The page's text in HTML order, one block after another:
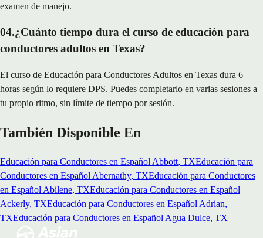
examen de manejo.
04.¿Cuánto tiempo dura el curso de educación para
conductores adultos en Texas?
El curso de Educación para Conductores Adultos en Texas dura 6
horas según lo requiere DPS. Puedes completarlo en varias sesiones a
tu propio ritmo, sin límite de tiempo por sesión.
También Disponible En
Educación para Conductores en Español Abbott, TXEducación para
Conductores en Español Abernathy, TXEducación para Conductores
en Español Abilene, TXEducación para Conductores en Español
Ackerly, TXEducación para Conductores en Español Adrian,
TXEducación para Conductores en Español Agua Dulce, TX